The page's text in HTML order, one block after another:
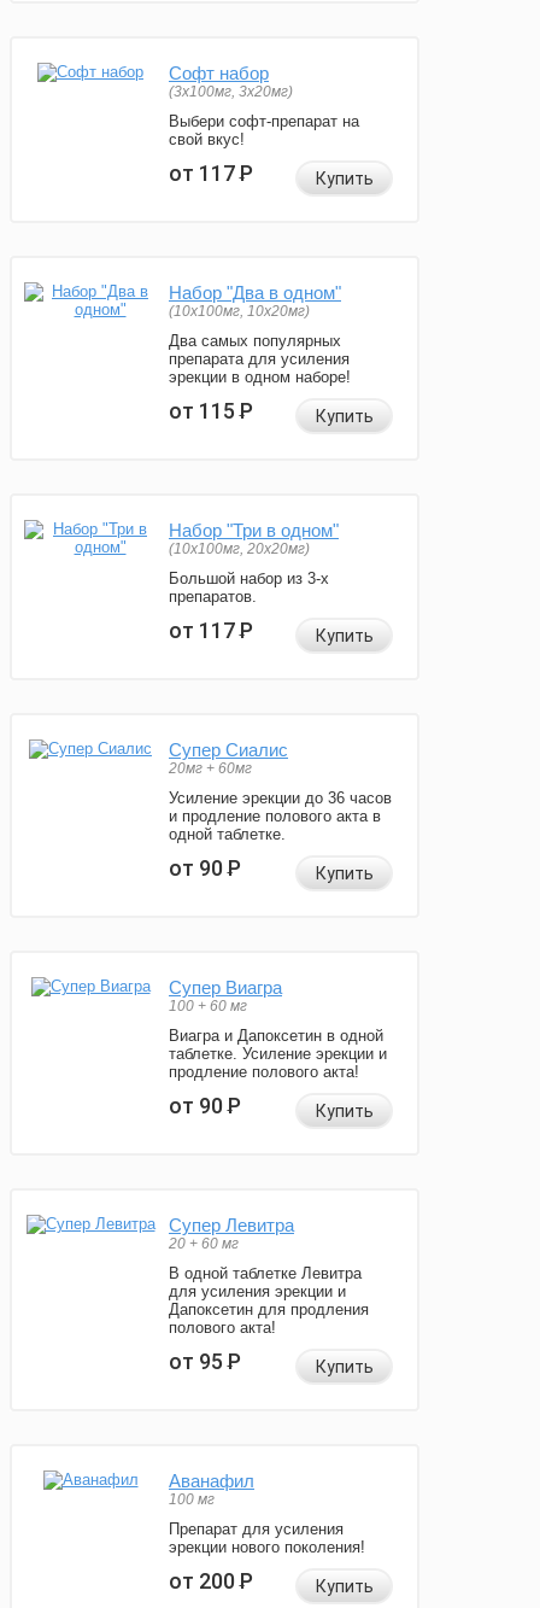
Софт набор
(3x100мг, 3x20мг)
Выбери софт-препарат на
свой вкус!
от 117Р Купить
Набор "Два в одном"
(10x100мг, 10x20мг)
Два самых популярных
препарата для усиления
эрекции в одном наборе!
от 115Р Купить
Набор "Три в одном"
(10x100мг, 20x20мг)
Большой набор из 3-х
препаратов.
от 117Р Купить
Супер Сиалис
20мг + 60мг
Усиление эрекции до 36 часов
и продление полового акта в
одной таблетке.
от 90Р Купить
Супер Виагра
100 + 60 мг
Виагра и Дапоксетин в одной
таблетке. Усиление эрекции и
продление полового акта!
от 90Р Купить
Супер Левитра
20 + 60 мг
В одной таблетке Левитра
для усиления эрекции и
Дапоксетин для продления
полового акта!
от 95Р Купить
Аванафил
100 мг
Препарат для усиления
эрекции нового поколения!
от 200Р Купить